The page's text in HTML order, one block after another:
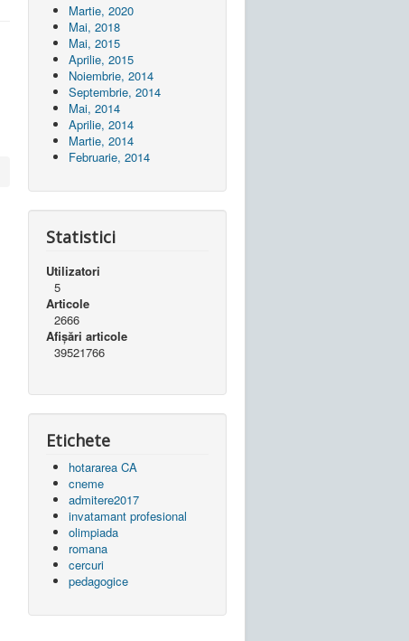
Martie, 2020
Mai, 2018
Mai, 2015
Aprilie, 2015
Noiembrie, 2014
Septembrie, 2014
Mai, 2014
Aprilie, 2014
Martie, 2014
Februarie, 2014
Statistici
Utilizatori
5
Articole
2666
Afișări articole
39521766
Etichete
hotararea CA
cneme
admitere2017
invatamant profesional
olimpiada
romana
cercuri
pedagogice